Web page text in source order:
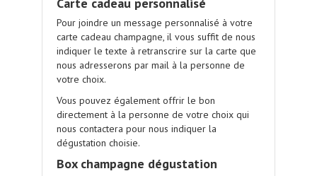
Carte cadeau personnalisé
Pour joindre un message personnalisé à votre
carte cadeau champagne, il vous suffit de nous
indiquer le texte à retranscrire sur la carte que
nous adresserons par mail à la personne de
votre choix.
Vous pouvez également offrir le bon
directement à la personne de votre choix qui
nous contactera pour nous indiquer la
dégustation choisie.
Box champagne dégustation